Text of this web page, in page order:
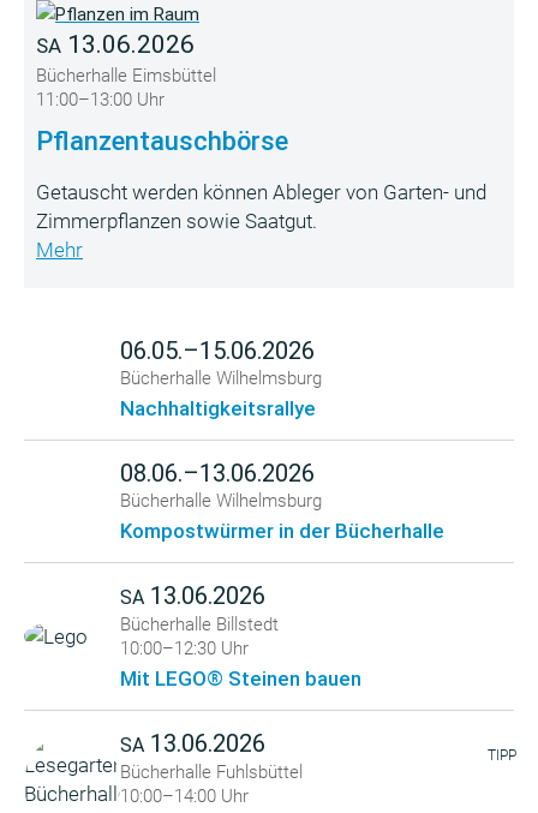
SA 13.06.2026
Bücherhalle Eimsbüttel
11:00–13:00 Uhr
Pflanzentauschbörse
Getauscht werden können Ableger von Garten- und
Zimmerpflanzen sowie Saatgut.
Mehr
06.05.–15.06.2026
Bücherhalle Wilhelmsburg
Nachhaltigkeitsrallye
08.06.–13.06.2026
Bücherhalle Wilhelmsburg
Kompostwürmer in der Bücherhalle
SA 13.06.2026
Bücherhalle Billstedt
10:00–12:30 Uhr
Mit LEGO® Steinen bauen
TIPP
SA 13.06.2026
Bücherhalle Fuhlsbüttel
10:00–14:00 Uhr